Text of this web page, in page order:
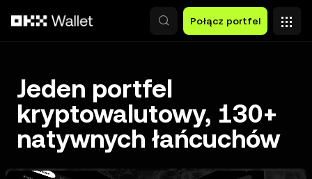
Połącz portfel
Jeden portfel
kryptowalutowy, 130+
natywnych łańcuchów